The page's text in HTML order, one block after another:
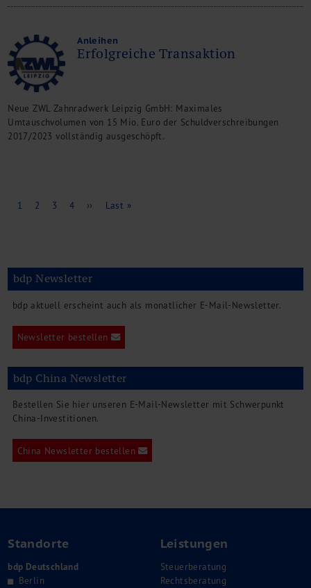
Anleihen
Erfolgreiche Transaktion
Neue ZWL Zahnradwerk Leipzig GmbH: Maximales
Umtauschvolumen von 15 Mio. Euro der Schuldverschreibungen
2017/2023 vollständig ausgeschöpft.
Seitennummerierung
Aktuelle
1 Page
2 Page
3 Page
4
Nächste
››
Letzte
Last »
bdp Newsletter
bdp aktuell erscheint auch als monatlicher E-Mail-Newsletter.
Newsletter bestellen
bdp China Newsletter
Bestellen Sie hier unseren E-Mail-Newsletter mit Schwerpunkt
China-Investitionen.
China Newsletter bestellen
Standorte
bdp Deutschland
Berlin
Leistungen
Steuerberatung
Rechtsberatung